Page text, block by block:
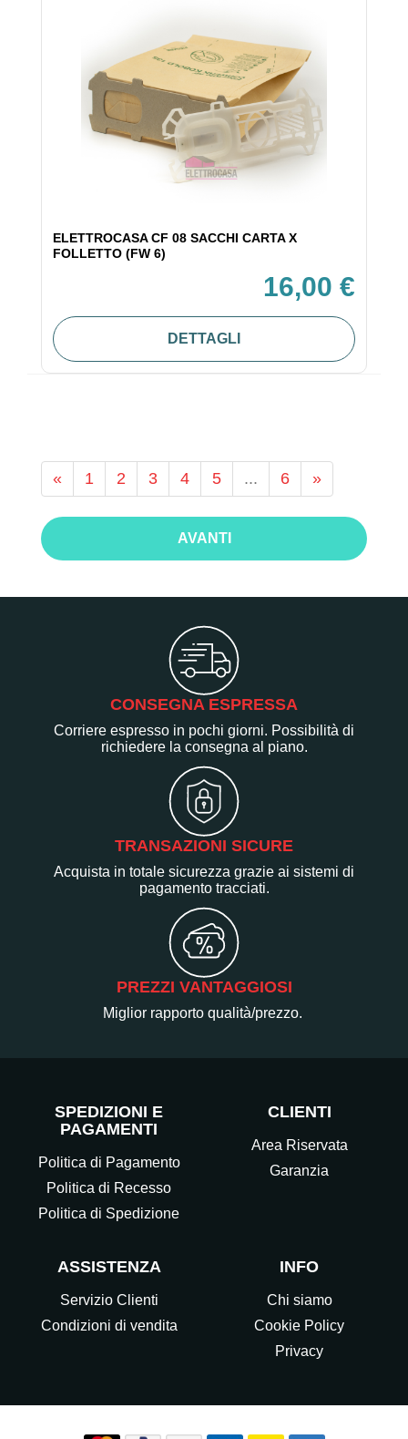
ELETTROCASA CF 08 SACCHI CARTA X
FOLLETTO (FW 6)
16,00 €
DETTAGLI
« 1 2 3 4 5 ... 6 »
AVANTI
CONSEGNA ESPRESSA
Corriere espresso in pochi giorni. Possibilità di
richiedere la consegna al piano.
TRANSAZIONI SICURE
Acquista in totale sicurezza grazie ai sistemi di
pagamento tracciati.
PREZZI VANTAGGIOSI
Miglior rapporto qualità/prezzo.
SPEDIZIONI E
PAGAMENTI
Politica di Pagamento
Politica di Recesso
Politica di Spedizione
CLIENTI
Area Riservata
Garanzia
ASSISTENZA
Servizio Clienti
Condizioni di vendita
INFO
Chi siamo
Cookie Policy
Privacy